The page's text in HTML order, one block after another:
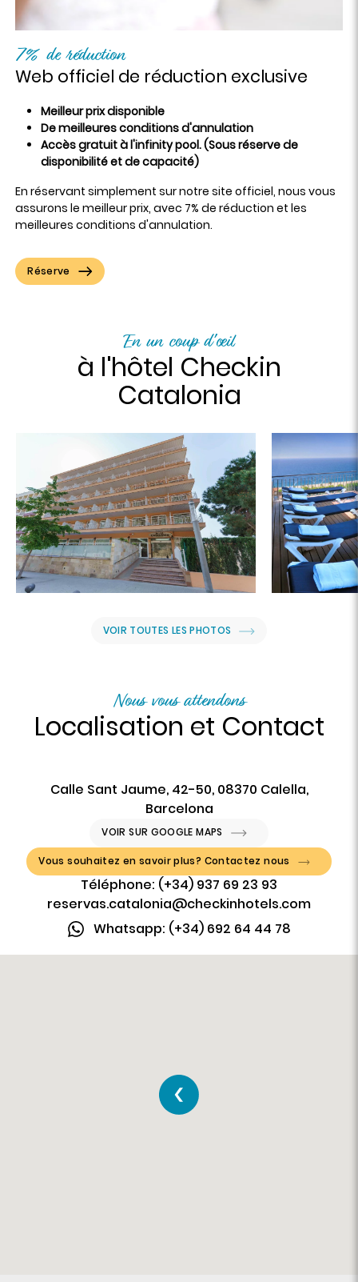
7% de réduction
Web officiel de réduction exclusive
Meilleur prix disponible
De meilleures conditions d'annulation
Accès gratuit à l'infinity pool. (Sous réserve de
disponibilité et de capacité)
En réservant simplement sur notre site officiel, nous vous
assurons le meilleur prix, avec 7% de réduction et les
meilleures conditions d'annulation.
Réserve
En un coup d'œil
à l'hôtel Checkin
Catalonia
VOIR TOUTES LES PHOTOS
Nous vous attendons
Localisation et Contact
Calle Sant Jaume, 42-50, 08370 Calella,
Barcelona
VOIR SUR GOOGLE MAPS
Vous souhaitez en savoir plus? Contactez nous
Téléphone: (+34) 937 69 23 93
reservas.catalonia@checkinhotels.com
Whatsapp: (+34) 692 64 44 78